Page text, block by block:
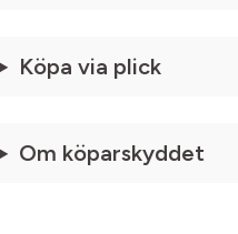
Köpa via plick
Om köparskyddet